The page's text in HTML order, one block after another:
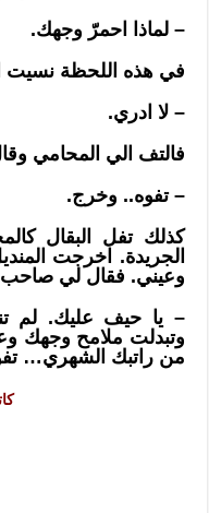
– لماذا احمرّ وجهك.
في هذه اللحظة نسيت
– لا ادري.
فالتف الي المحامي
– تفوه.. وخرج.
كذلك تفل البقال
الجريدة. اخرجت
وعيني. فقال لي صاحب
– يا حيف عليك. لم
وتبدلت ملامح وجهك
من راتبك الشهري…